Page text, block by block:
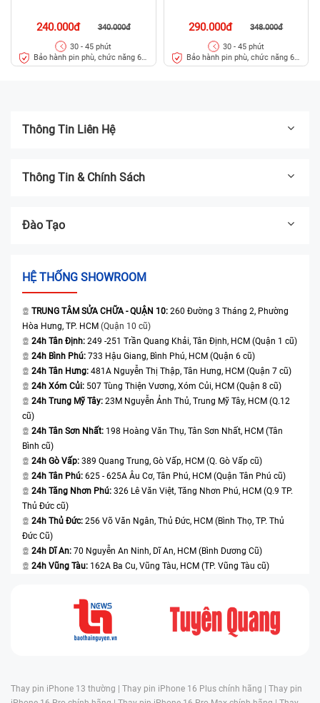
Ngoài ra, người dùng cũng nên thường xuyên vệ sinh cổng sạc để
tránh việc bị bụi bẩn ở cổng sạc quá nhiều.
Thay Pin điện thoại
Pin của bạn bị hư hỏng hoặc chai phồng sau một thời gian dài sử
dụng thì thay pin chính là giải pháp tốt nhất lúc này.
Những lưu ý khi thay pin Xiaomi Mi 9
Sử dụng linh kiện chính hãng
cho điện thoại của mình để có thể sử dụng tốt hơn.
240.000đ 340.000đ
30 - 45 phút
Bảo hành pin phù, chức năng 6
tháng
290.000đ 348.000đ
30 - 45 phút
Bảo hành pin phù, chức năng 6
tháng
Thông Tin Liên Hệ
Thông Tin & Chính Sách
Đào Tạo
HỆ THỐNG SHOWROOM
TRUNG TÂM SỬA CHỮA - QUẬN 10: 260 Đường 3 Tháng 2, Phường
Hòa Hưng, TP. HCM (Quận 10 cũ)
24h Tân Định: 249 -251 Trần Quang Khải, Tân Định, HCM (Quận 1 cũ)
24h Bình Phú: 733 Hậu Giang, Bình Phú, HCM (Quận 6 cũ)
24h Tân Hưng: 481A Nguyễn Thị Thập, Tân Hưng, HCM (Quận 7 cũ)
24h Xóm Củi: 507 Tùng Thiện Vương, Xóm Củi, HCM (Quận 8 cũ)
24h Trung Mỹ Tây: 23M Nguyễn Ảnh Thủ, Trung Mỹ Tây, HCM (Q.12
cũ)
24h Tân Sơn Nhất: 198 Hoàng Văn Thụ, Tân Sơn Nhất, HCM (Tân
Bình cũ)
24h Gò Vấp: 389 Quang Trung, Gò Vấp, HCM (Q. Gò Vấp cũ)
24h Tân Phú: 625 - 625A Âu Cơ, Tân Phú, HCM (Quận Tân Phú cũ)
24h Tăng Nhơn Phú: 326 Lê Văn Việt, Tăng Nhơn Phú, HCM (Q.9 TP.
Thủ Đức cũ)
24h Thủ Đức: 256 Võ Văn Ngân, Thủ Đức, HCM (Bình Thọ, TP. Thủ
Đức Cũ)
24h Dĩ An: 70 Nguyễn An Ninh, Dĩ An, HCM (Bình Dương Cũ)
24h Vũng Tàu: 162A Ba Cu, Vũng Tàu, HCM (TP. Vũng Tàu cũ)
Thay pin iPhone 13 thường | Thay pin iPhone 16 Plus chính hãng | Thay pin